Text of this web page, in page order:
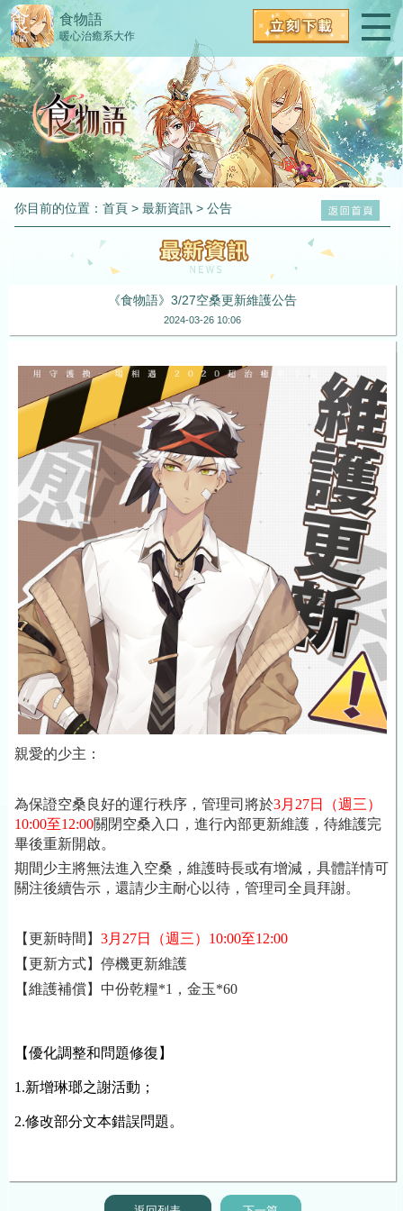
食物語
暖心治癒系大作
你目前的位置：首頁 >最新資訊 >公告
《食物語》3/27空桑更新維護公告
2024-03-26 10:06
親愛的少主：
為保證空桑良好的運行秩序，管理司將於3月27日
（週三）
10:00至12:00關閉空桑入口，進行內部更新維護，待維護完
畢後重新開啟。
期間少主將無法進入空桑，維護時長或有增減，具體詳情可
關注後續告示，還請少主耐心以待，管理司全員拜謝。
【更新時間】3月27日
（週三）10:00至12:00
【更新方式】停機更新維護
【維護補償】中份乾糧*1，金玉*60
【優化調整和問題修復】
1.新增琳瑯之謝活動；
2.修改部分文本錯誤問題。